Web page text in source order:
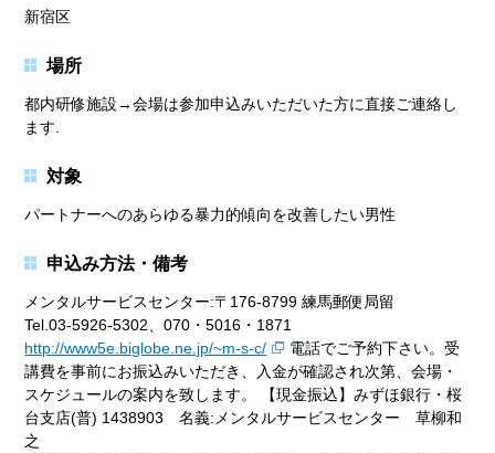
新宿区
場所
都内研修施設→会場は参加申込みいただいた方に直接ご連絡し
ます.
対象
パートナーへのあらゆる暴力的傾向を改善したい男性
申込み方法・備考
メンタルサービスセンター:〒176-8799 練馬郵便局留
Tel.03-5926-5302、070・5016・1871
http://www5e.biglobe.ne.jp/~m-s-c/
電話でご予約下さい。受
講費を事前にお振込みいただき、入金が確認され次第、会場・
スケジュールの案内を致します。 【現金振込】みずほ銀行・桜
台支店(普) 1438903 名義:メンタルサービスセンター 草柳和
之